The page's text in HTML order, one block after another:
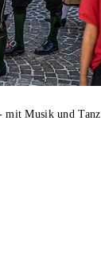
mit Musik und Tanz